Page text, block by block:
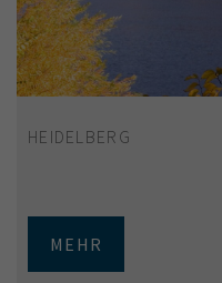
HEIDELBERG
MEHR